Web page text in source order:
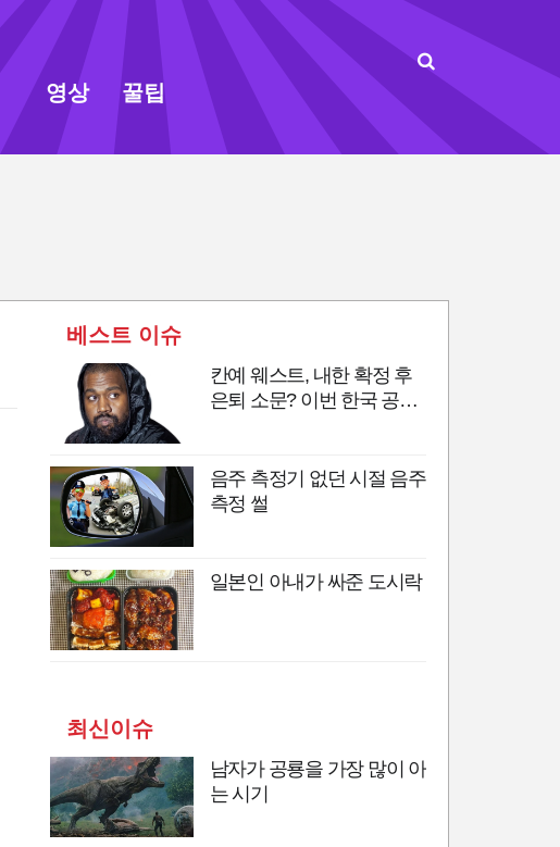
영상 꿀팁
베스트 이슈
칸예 웨스트, 내한 확정 후
은퇴 소문? 이번 한국 공연
음주 측정기 없던 시절 음주
측정 썰
일본인 아내가 싸준 도시락
최신이슈
남자가 공룡을 가장 많이 아
는 시기